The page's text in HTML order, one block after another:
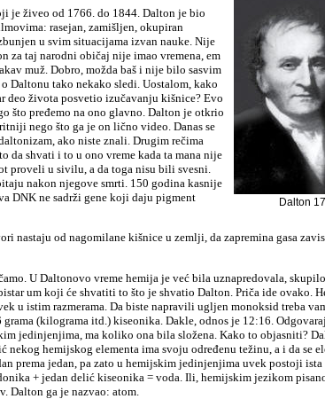
Dalton
je živeo od 1766. do 1844. Dalton je bio
rasejan, zamišljen, okupiran
u svim situacijama izvan nauke. Nije
za taj narodni običaj nije imao vremena, em
muž. Dobro, možda baš i nije bilo sasvim
Daltonu tako nekako sledi. Uostalom, kako
života posvetio izučavanju kišnice? Evo
što pređemo na ono glavno. Dalton je otkrio
nego što ga je on lično video. Danas se
ako niste znali. Drugim rečima
da shvati i to u ono vreme kada ta mana nije
proveli u sivilu, a da toga nisu bili svesni.
nakon njegove smrti. 150 godina kasnije
DNK ne sadrži gene koji daju pigment
nastaju od nagomilane kišnice u zemlji, da zapremina gasa
U Daltonovo vreme hemija je već bila uznapredovala,
um koji će shvatiti to što je shvatio Dalton. Priča ide ovako.
u istim razmerama. Da biste napravili ugljen monoksid treba
(kilograma itd.) kiseonika. Dakle, odnos je 12:16.
jedinjenjima, ma koliko ona bila složena. Kako to objasniti?
nekog hemijskog elementa ima svoju određenu težinu, a i da se
prema jedan, pa zato u hemijskim jedinjenjima uvek postoji ista
+ jedan delić kiseonika = voda. Ili, hemijskim jezikom
Dalton ga je nazvao: atom.